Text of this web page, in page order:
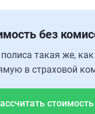
без
такая же,
в страховой
стоимость